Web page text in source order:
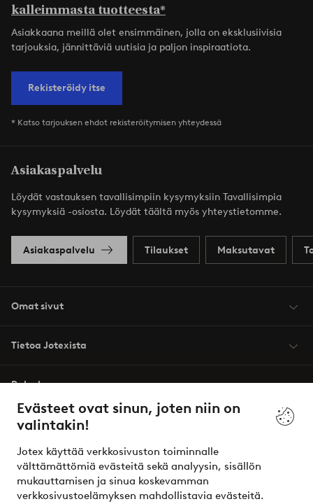
Evästeet ovat sinun, joten niin on
valintakin!
Jotex käyttää verkkosivuston toiminnalle
välttämättömiä evästeitä sekä analyysin, sisällön
mukauttamisen ja sinua koskevamman
verkkosivustoelämyksen mahdollistavia evästeitä.
kalleimmasta tuotteesta*
Asiakkaana meillä olet ensimmäinen, jolla on eksklusiivisia
tarjouksia, jännittäviä uutisia ja paljon inspiraatiota.
Rekisteröidy itse
* Katso tarjouksen ehdot rekisteröitymisen yhteydessä
Asiakaspalvelu
Löydät vastauksen tavallisimpiin kysymyksiin Tavallisimpia
kysymyksiä -osiosta. Löydät täältä myös yhteystietomme.
Asiakaspalvelu Tilaukset Maksutavat
Omat sivut
Tietoa Jotexista
Palvelumme
Ehdot
Ystävät